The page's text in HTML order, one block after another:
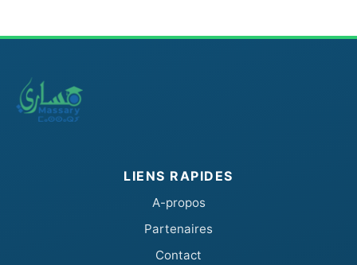
LIENS RAPIDES
A-propos
Partenaires
Contact